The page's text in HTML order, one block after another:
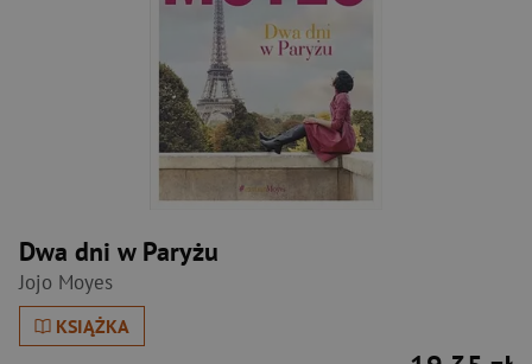
Dwa dni w Paryżu
Jojo Moyes
KSIĄŻKA